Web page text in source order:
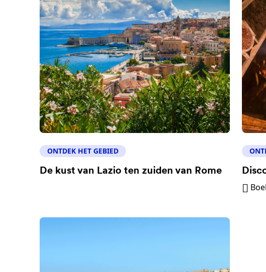
ONTDEK HET GEBIED
De kust van Lazio ten zuiden van Rome